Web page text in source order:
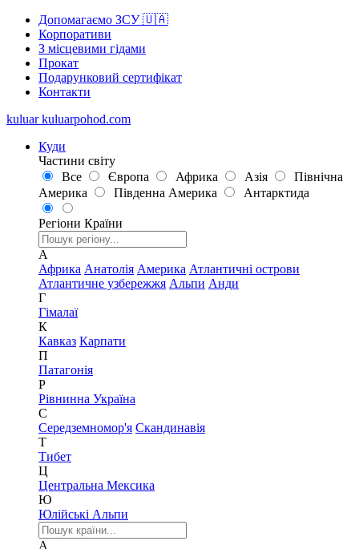
Допомагаємо ЗСУ 🇺🇦
Корпоративи
З місцевими гідами
Прокат
Подарунковий сертифікат
Контакти
kuluar kuluarpohod.com
Куди
Частини світу
Все
Європа Африка Азія
Північна
Америка
Південна Америка Антарктида
Регіони Країни
А
Африка Анатолія Америка Атлантичні острови
Атлантичне узбережжя Альпи Анди
Г
Гімалаї
К
Кавказ Карпати
П
Патагонія
Р
Рівнинна Україна
С
Середземномор'я Скандинавія
Т
Тибет
Ц
Центральна Мексика
Ю
Юлійські Альпи
А